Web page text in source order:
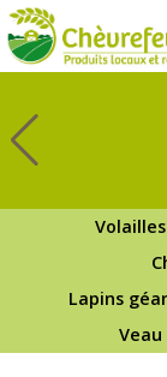
Volailles
Lapins